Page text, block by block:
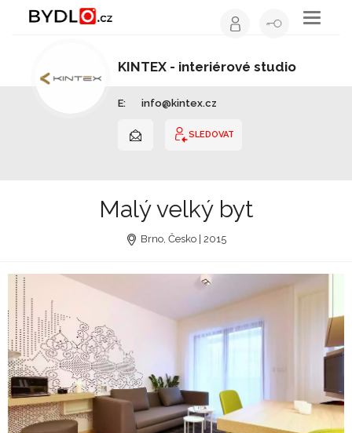
Toggle
KINTEX - interiérové studio
E: info@kintex.cz
SLEDOVAT
Malý velký byt
Brno, Česko | 2015